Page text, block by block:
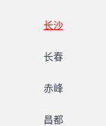
长沙
长春
赤峰
昌都